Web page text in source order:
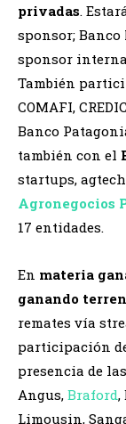
privadas.
sponsor; Banco
sponsor
También
COMAFI,
Banco
también con el
startups,
Agronegocios
17 entidades.
En materia
ganando
remates vía
participación
presencia de
Angus, Braford,
Limousin,